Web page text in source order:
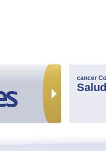
cancer
Salud